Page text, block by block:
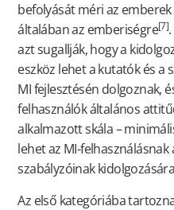
befolyását méri az
általában az emberiségre[7]
azt sugallják, hogy a
eszköz lehet a kutatók és a
MI fejlesztésén dolgoznak,
felhasználók általános
alkalmazott skála –
lehet az MI-
szabályzóinak
Az első kategóriába